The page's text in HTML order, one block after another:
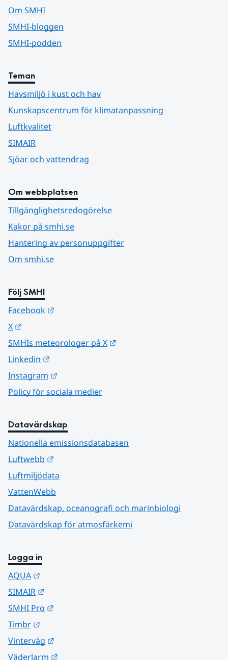
Om SMHI
SMHI-bloggen
SMHI-podden
Teman
Havsmiljö i kust och hav
Kunskapscentrum för klimatanpassning
Luftkvalitet
SIMAIR
Sjöar och vattendrag
Om webbplatsen
Tillgänglighetsredogörelse
Kakor på smhi.se
Hantering av personuppgifter
Om smhi.se
Följ SMHI
Facebook
X
SMHIs meteorologer på X
Linkedin
Instagram
Policy för sociala medier
Datavärdskap
Nationella emissionsdatabasen
Luftwebb
Luftmiljödata
VattenWebb
Datavärdskap, oceanografi och marinbiologi
Datavärdskap för atmosfärkemi
Logga in
AQUA
SIMAIR
SMHI Pro
Timbr
Vinterväg
Väderlarm